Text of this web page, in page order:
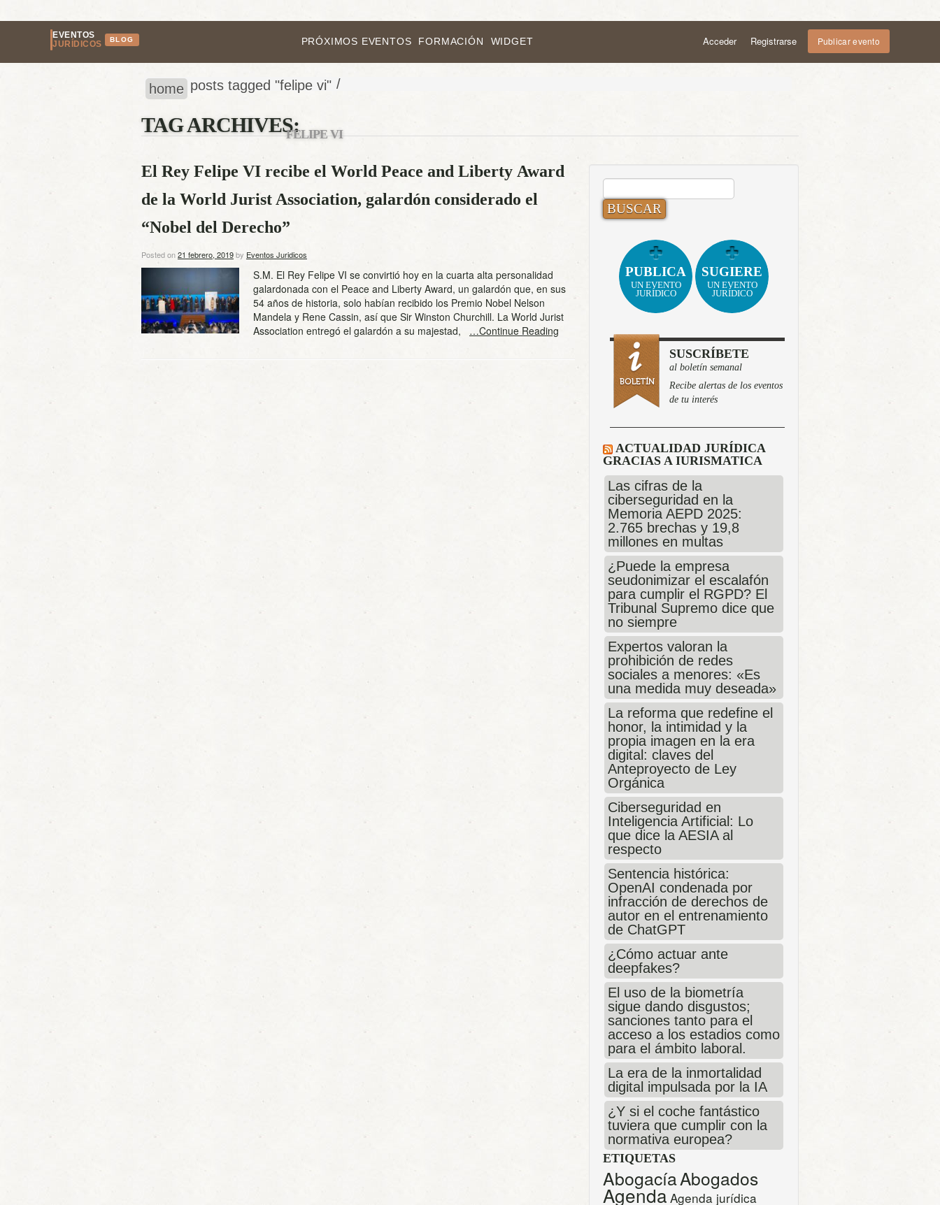
EVENTOS
JURÍDICOS
BLOG PRÓXIMOS EVENTOS FORMACIÓN WIDGET Acceder Registrarse Publicar evento
home /
posts tagged "felipe vi"
TAG ARCHIVES:FELIPE VI
El Rey Felipe VI recibe el World Peace and Liberty Award
de la World Jurist Association, galardón considerado el
“Nobel del Derecho”
Posted on21 febrero, 2019by Eventos Juridicos
S.M. El Rey Felipe VI se convirtió hoy en la cuarta alta personalidad
galardonada con el Peace and Liberty Award, un galardón que, en sus
54 años de historia, solo habían recibido los Premio Nobel Nelson
Mandela y Rene Cassin, así que Sir Winston Churchill. La World Jurist
Association entregó el galardón a su majestad, …Continue Reading
BUSCAR:
PUBLICA
UN EVENTO
JURÍDICO
SUGIERE
UN EVENTO
JURÍDICO
SUSCRÍBETE
al boletín semanal
Recibe alertas de los eventos
de tu interés
ACTUALIDAD JURÍDICA
GRACIAS A IURISMATICA
Las cifras de la
ciberseguridad en la
Memoria AEPD 2025:
2.765 brechas y 19,8
millones en multas
¿Puede la empresa
seudonimizar el escalafón
para cumplir el RGPD? El
Tribunal Supremo dice que
no siempre
Expertos valoran la
prohibición de redes
sociales a menores: «Es
una medida muy deseada»
La reforma que redefine el
honor, la intimidad y la
propia imagen en la era
digital: claves del
Anteproyecto de Ley
Orgánica
Ciberseguridad en
Inteligencia Artificial: Lo
que dice la AESIA al
respecto
Sentencia histórica:
OpenAI condenada por
infracción de derechos de
autor en el entrenamiento
de ChatGPT
¿Cómo actuar ante
deepfakes?
El uso de la biometría
sigue dando disgustos;
sanciones tanto para el
acceso a los estadios como
para el ámbito laboral.
La era de la inmortalidad
digital impulsada por la IA
¿Y si el coche fantástico
tuviera que cumplir con la
normativa europea?
ETIQUETAS
AbogacíaAbogados
Agenda Agenda jurídica